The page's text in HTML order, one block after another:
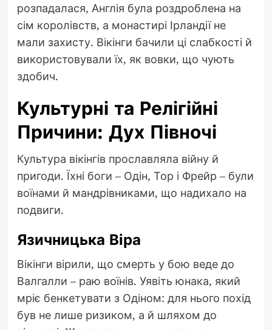
розпадалася, Англія була роздроблена на
сім королівств, а монастирі Ірландії не
мали захисту. Вікінги бачили ці слабкості й
використовували їх, як вовки, що чують
здобич.
Культурні та Релігійні
Причини: Дух Півночі
Культура вікінгів прославляла війну й
пригоди. Їхні боги – Одін, Тор і Фрейр – були
воїнами й мандрівниками, що надихало на
подвиги.
Язичницька Віра
Вікінги вірили, що смерть у бою веде до
Валгалли – раю воїнів. Уявіть юнака, який
мріє бенкетувати з Одіном: для нього похід
був не лише ризиком, а й шляхом до